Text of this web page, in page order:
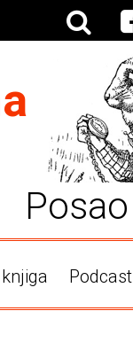
Posao
Podcast